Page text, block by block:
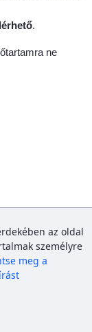
.
ne
az oldal
személyre
meg a